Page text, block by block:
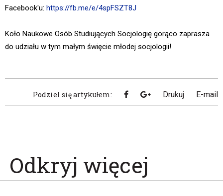
Facebook'u: https://fb.me/e/4spFSZT8J
Koło Naukowe Osób Studiujących Socjologię gorąco zaprasza
do udziału w tym małym święcie młodej socjologii!
Podziel się artykułem: Drukuj E-mail
Odkryj więcej